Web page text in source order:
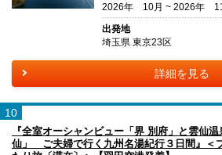
2026年 10月 ~ 2026年
出発地
埼玉県 東京23区
詳細を見る
10
『全室オーシャンビュー「界 別府」と雲仙
仙」 ご夫婦で行く九州名湯紀行３日間』＜